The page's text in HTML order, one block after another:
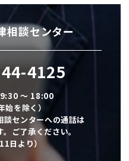
相談センター
4125
～ 18:00
始を除く）
談センターへの通話は
ご了承ください。
日より）